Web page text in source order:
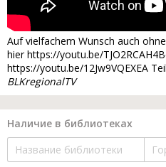
Auf vielfachem Wunsch auch
hier https://youtu.be/
https://youtu.be/12Jw9VQEXEA
BLKregionalTV
Наличие в библиотеках